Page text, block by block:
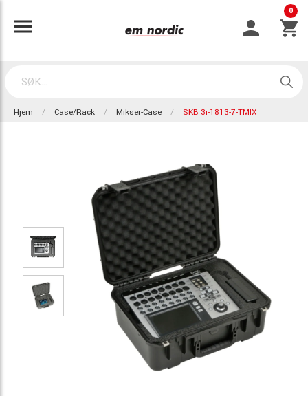
0
Hjem Case/Rack Mikser-Case SKB 3i-1813-7-TMIX